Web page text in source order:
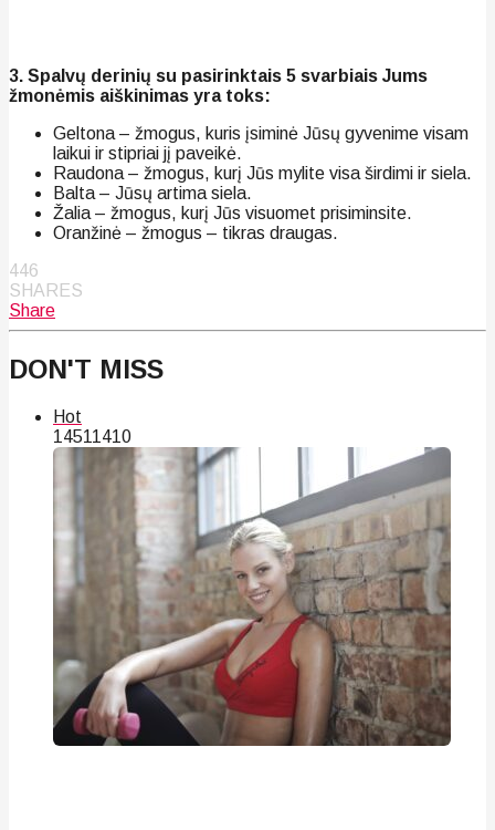
3. Spalvų derinių su pasirinktais 5 svarbiais Jums
žmonėmis aiškinimas yra toks:
Geltona – žmogus, kuris įsiminė Jūsų gyvenime visam
laikui ir stipriai jį paveikė.
Raudona – žmogus, kurį Jūs mylite visa širdimi ir siela.
Balta – Jūsų artima siela.
Žalia – žmogus, kurį Jūs visuomet prisiminsite.
Oranžinė – žmogus – tikras draugas.
446
SHARES
Share
DON'T MISS
Hot
14511410